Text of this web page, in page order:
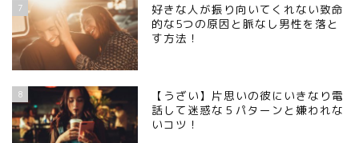
7
好きな人が振り向いてくれない致命
的な5つの原因と脈なし男性を落と
す方法！
8
【うざい】片思いの彼にいきなり電
話して迷惑な５パターンと嫌われな
いコツ！